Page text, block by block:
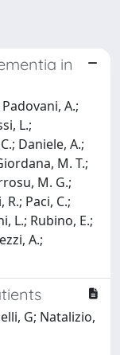
in
A.;
L.;
Daniele, A.;
M. T.;
M. G.;
Paci, C.;
L.; Rubino, E.;
A.;
G; Natalizio,